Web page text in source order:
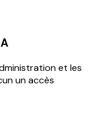
et les
un accès